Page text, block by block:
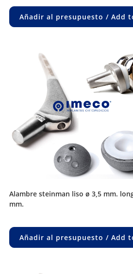
Añadir al presupuesto / Add
alambre steinman liso ø 3,5 mm. long. 240 mm.long: 240
mm.
Añadir al presupuesto / Add